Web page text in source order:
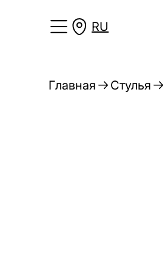
RU
Главная Стулья